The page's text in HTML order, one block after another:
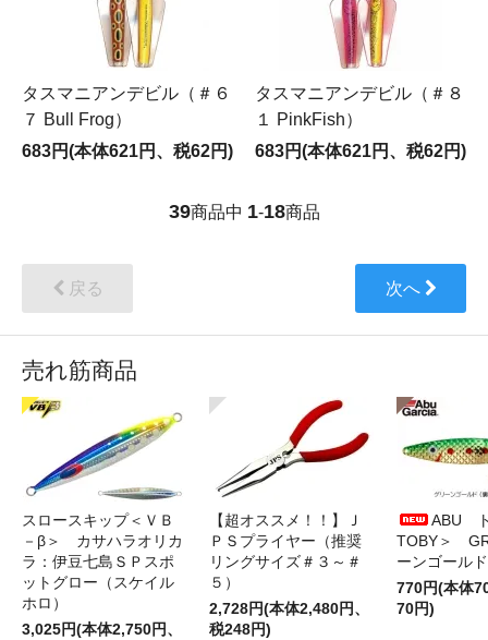
タスマニアンデビル（＃６
７ Bull Frog）
683円(本体621円、税62円)
タスマニアンデビル（＃８
１ PinkFish）
683円(本体621円、税62円)
39商品中 1-18商品
戻る 次へ
売れ筋商品
スロースキップ＜ＶＢ
－β＞ カサハラオリカ
ラ：伊豆七島ＳＰスポ
ットグロー（スケイル
ホロ）
3,025円(本体2,750円、
【超オススメ！！】Ｊ
ＰＳプライヤー（推奨
リングサイズ＃３～＃
５）
2,728円(本体2,480円、
税248円)
ABU
TOBY＞
ーンゴールド
770円(本体
70円)